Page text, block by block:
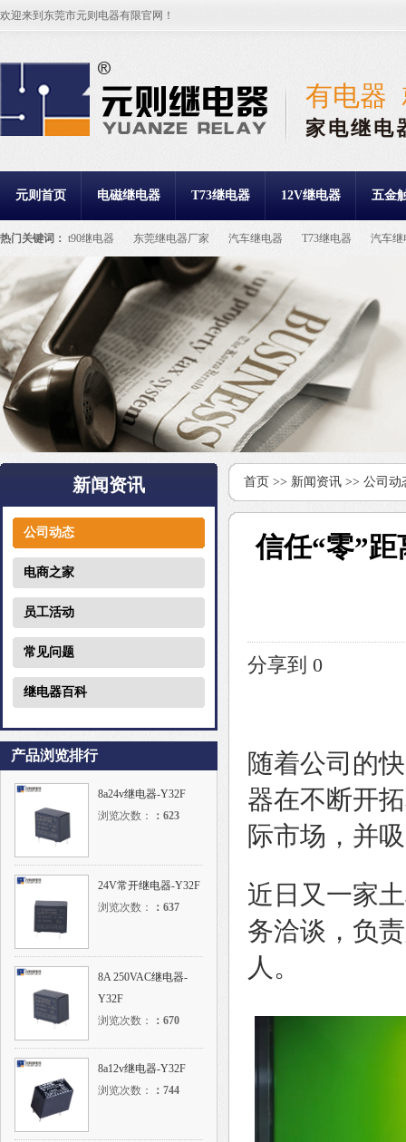
欢迎来到东莞市元则电器有限官网！
有电器
家电继电
元则首页 电磁继电器 T73继电器 12V继电器 五金
热门关键词： t90继电器 东莞继电器厂家 汽车继电器 T73继电器
汽车继
继电器
新闻资讯
公司动态
电商之家
员工活动
常见问题
继电器百科
产品浏览排行
8a24v继电器-Y32F
浏览次数：
： 623
24V常开继电器-Y32F
浏览次数：
： 637
8A 250VAC继电器-
Y32F
浏览次数：
： 670
8a12v继电器-Y32F
浏览次数：
： 744
首页 >> 新闻资讯 >> 公司动
信任“零”
分享到 0
随着公司的
器在不断开
际市场，并
近日又一家
务洽谈，负
人。